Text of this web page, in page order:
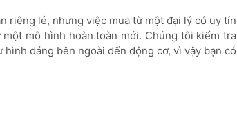
riêng lẻ, nhưng việc mua từ một đại lý có uy tín
mô hình hoàn toàn mới. Chúng tôi kiểm tra
dáng bên ngoài đến động cơ, vì vậy bạn có